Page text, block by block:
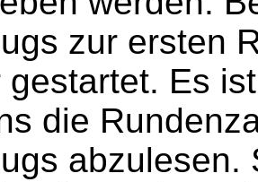
zur ersten
gestartet. Es
die
abzulesen.